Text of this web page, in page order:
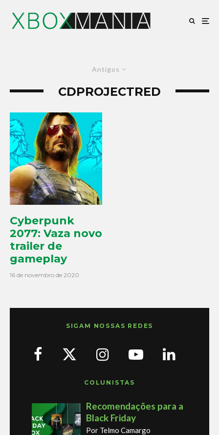
Antigos
CDPROJECTRED
Cyberpunk
2077: Vaza novo
trailer de
gameplay
16 de novembro de 2020
SIGAM NOSSAS REDES
COLUNISTAS
Recomendações para a
Black Friday
Por Telmo Camargo